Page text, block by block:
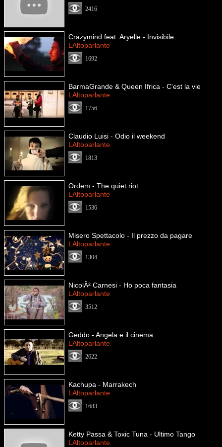
2416
Crazymind feat. Aryelle - Invisibile
LAltoparlante
1692
BarmaGrande & Queen Ifrica - C'est la vie
LAltoparlante
1756
Claudio Luisi - Odio il weekend
LAltoparlante
1813
Ordem - The quiet riot
LAltoparlante
1536
Misero Spettacolo - Il prezzo da pagare
LAltoparlante
1304
NicolÃ² Carnesi - Ho poca fantasia
LAltoparlante
3512
Geddo - Angela e il cinema
LAltoparlante
2622
Kachupa - Marrakech
LAltoparlante
1683
Ketty Passa & Toxic Tuna - Ultimo Tango
LAltoparlante